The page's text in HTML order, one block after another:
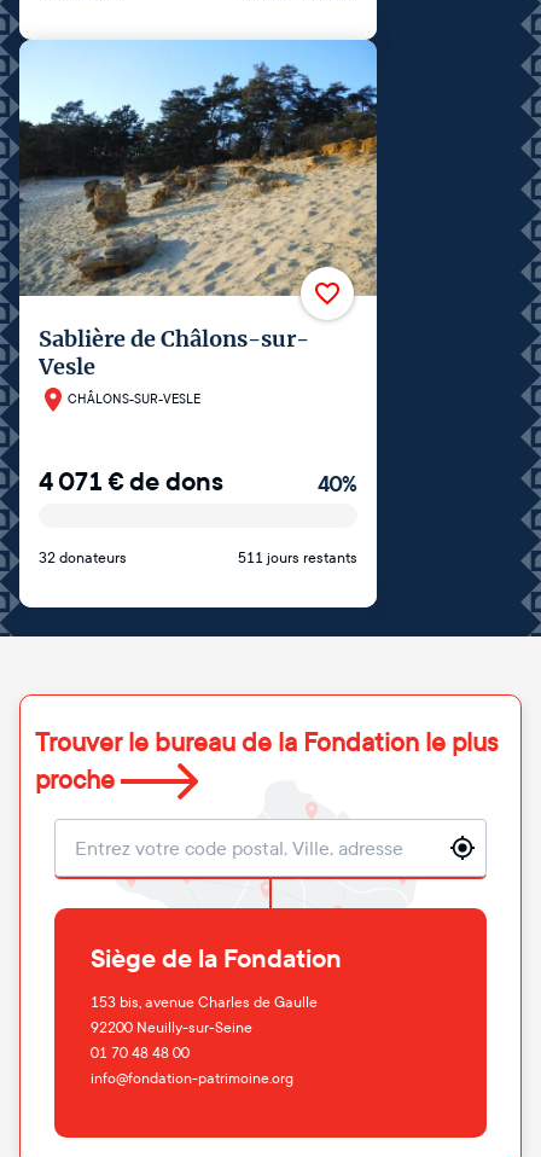
Sablière de Châlons-sur-
Vesle​
CHÂLONS-SUR-VESLE
4 071€de dons 40%
32 donateurs 511 jours restants
Trouver le bureau de la Fondation le plus
proche
Localisation
Siège de la Fondation
153 bis, avenue Charles de Gaulle
92200 Neuilly-sur-Seine
01 70 48 48 00
info@fondation-patrimoine.org